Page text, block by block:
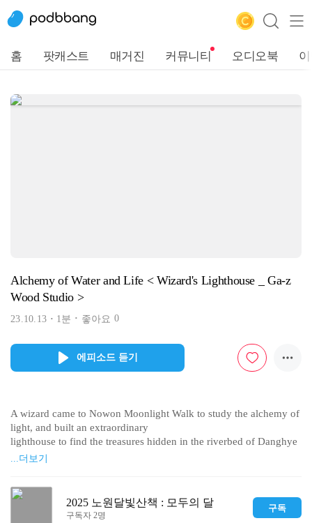
홈 팟캐스트 매거진 커뮤니티 오디오북
Alchemy of Water and Life < Wizard's Lighthouse _ Ga-z
Wood Studio >
23.10.13 1분 좋아요 0
에피소드 듣기
A wizard came to Nowon Moonlight Walk to study the alchemy of
light, and built an extraordinary
lighthouse to find the treasures hidden in the riverbed of Danghye
on stream. Let’s take a peek at
...더보기
2025 노원달빛산책 : 모두의 달
구독자 2명
구독